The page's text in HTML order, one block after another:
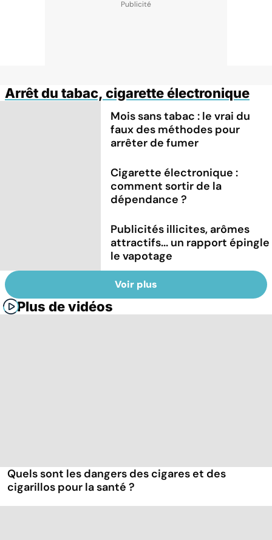
Arrêt du tabac, cigarette électronique
Mois sans tabac : le vrai du
faux des méthodes pour
arrêter de fumer
Cigarette électronique :
comment sortir de la
dépendance ?
Publicités illicites, arômes
attractifs... un rapport épingle
le vapotage
Voir plus
Plus de vidéos
Quels sont les dangers des cigares et des
cigarillos pour la santé ?